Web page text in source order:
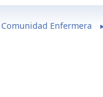
Enfermera